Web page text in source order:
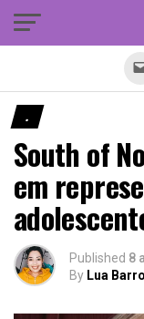
.
South of
em
Published 8
By Lua